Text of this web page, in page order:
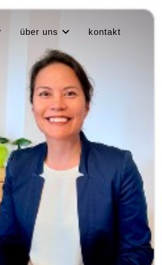
über uns kontakt